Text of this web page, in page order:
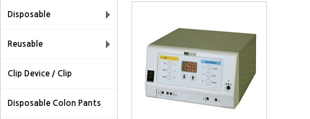
Disposable
Reusable
Clip Device / Clip
Disposable Colon Pants